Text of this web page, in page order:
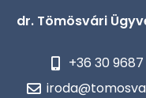
dr. Tömösvári
+36 30